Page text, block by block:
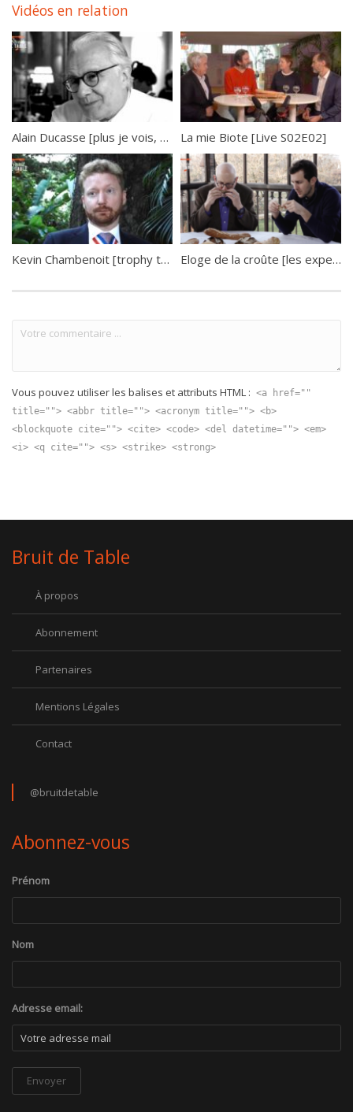
Vidéos en relation
Alain Ducasse [plus je vois, moins je sais] La mie Biote [Live S02E02]
Kevin Chambenoit [trophy table art] Eloge de la croûte [les experts à table]
Vous pouvez utiliser les balises et attributs HTML : <a href=""
title=""> <abbr title=""> <acronym title=""> <b>
<blockquote cite=""> <cite> <code> <del datetime=""> <em>
<i> <q cite=""> <s> <strike> <strong>
Bruit de Table
À propos
Abonnement
Partenaires
Mentions Légales
Contact
@bruitdetable
Abonnez-vous
Prénom
Nom
Adresse email: